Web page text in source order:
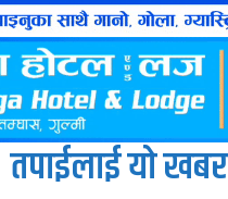
तपाईलाई यो